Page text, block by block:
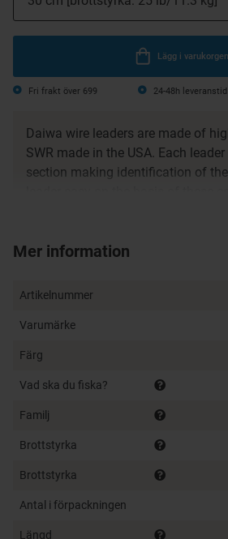
Lägg i varukorgen
Fri frakt över 699 24-48h leveranstid
Daiwa wire leaders are made of
SWR made in the USA. Each
section making identification of
Featuring only the best
Assist pre-fitted with Daiwa DT-
Green: 8 kg (15 Ib)
Red: 12 kg (25 Ib)
Mer information
Artikelnummer
Varumärke
Färg
Vad ska du fiska?
Familj
Brottstyrka
Brottstyrka
Antal i förpackningen
Längd